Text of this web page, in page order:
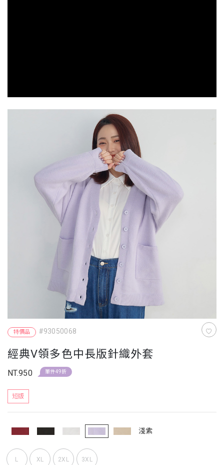
特價品 #93050068
經典V領多色中長版針織外套
NT.950 單件49折
短版
淺紫
L XL 2XL 3XL